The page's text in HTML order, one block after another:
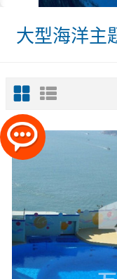
大型海洋主